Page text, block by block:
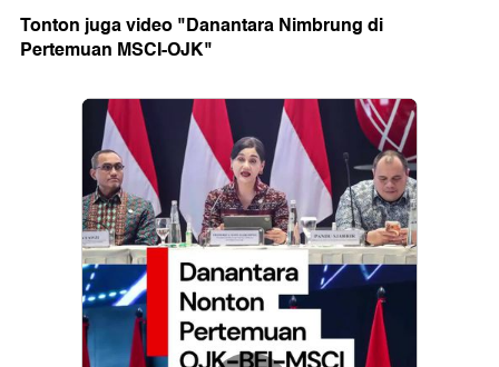
Tonton juga video "Danantara Nimbrung di
Pertemuan MSCI-OJK"